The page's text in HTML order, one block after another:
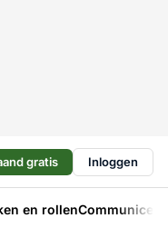
gratis Inloggen
en rollen